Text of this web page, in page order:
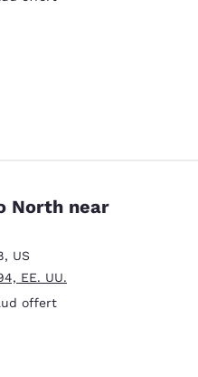
reseñas
North near
, US
EE. UU.
offert
reseñas